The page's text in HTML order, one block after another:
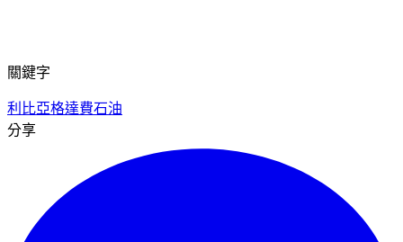
關鍵字
利比亞格達費石油
分享